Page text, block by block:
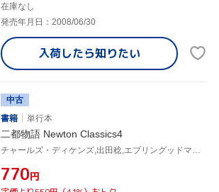
在庫なし
発売年月日：2008/06/30
入荷したら知りたい
中古
書籍
単行本
二都物語 Newton Classics4
¥770円